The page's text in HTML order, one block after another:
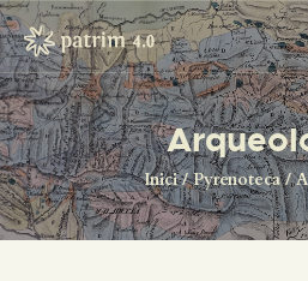
Inici Pyrenoteca
INICI
PYRENOTECA 4.0